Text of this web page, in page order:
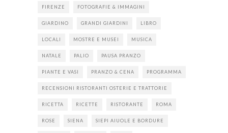
FIRENZE FOTOGRAFIE & IMMAGINI
GIARDINO GRANDI GIARDINI LIBRO
LOCALI MOSTRE E MUSEI MUSICA
NATALE PALIO PAUSA PRANZO
PIANTE E VASI PRANZO & CENA PROGRAMMA
RECENSIONI RISTORANTI OSTERIE E TRATTORIE
RICETTA RICETTE RISTORANTE ROMA
ROSE SIENA SIEPI AIUOLE E BORDURE